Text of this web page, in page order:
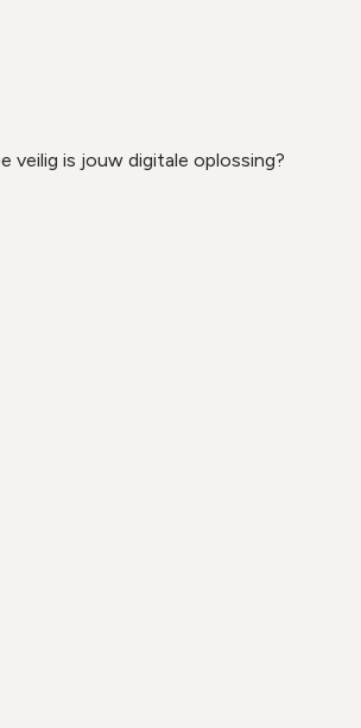
veilig is jouw digitale oplossing?